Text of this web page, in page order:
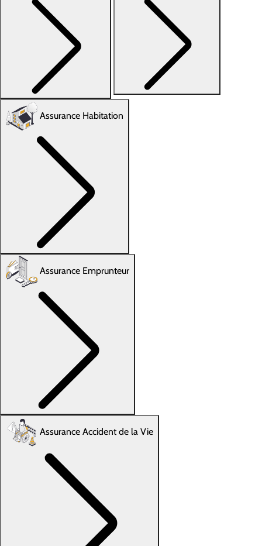
Assurance Habitation
Assurance Emprunteur
Assurance Accident de la Vie